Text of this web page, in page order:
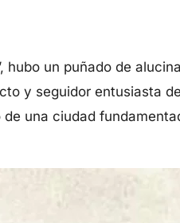
hubo un puñado de
y seguidor entusiasta
una ciudad